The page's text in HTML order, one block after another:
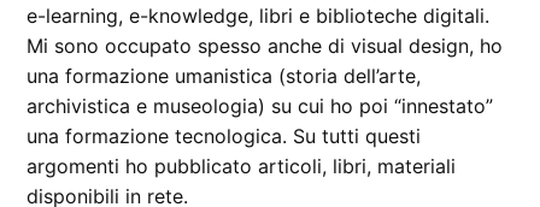
e-learning, e-knowledge, libri e biblioteche digitali.
Mi sono occupato spesso anche di visual design, ho
una formazione umanistica (storia dell’arte,
archivistica e museologia) su cui ho poi “innestato”
una formazione tecnologica. Su tutti questi
argomenti ho pubblicato articoli, libri, materiali
disponibili in rete.